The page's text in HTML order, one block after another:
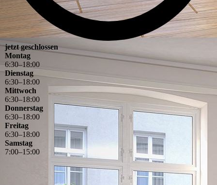
jetzt geschlossen
Montag
6:30–18:00
Dienstag
6:30–18:00
Mittwoch
6:30–18:00
Donnerstag
6:30–18:00
Freitag
6:30–18:00
Samstag
7:00–15:00